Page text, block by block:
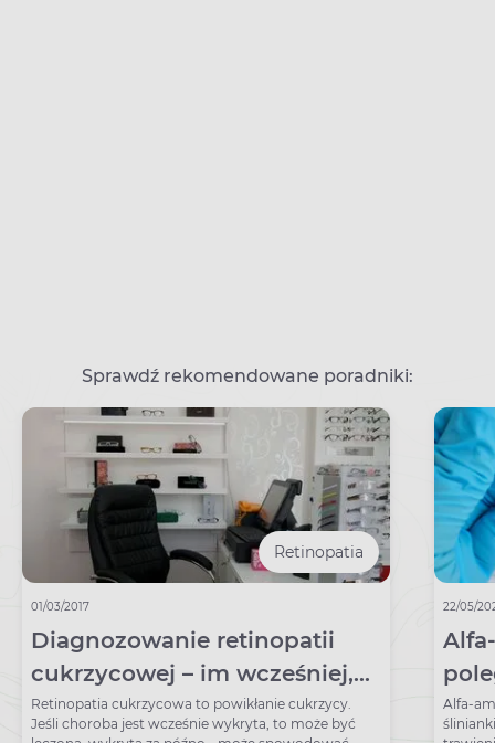
Sprawdź rekomendowane poradniki:
Retinopatia
01/03/2017
Diagnozowanie retinopatii
cukrzycowej – im wcześniej,
tym lepiej. Pomóc mogą nowe
Retinopatia cukrzycowa to powikłanie cukrzycy.
Jeśli choroba jest wcześnie wykryta, to może być
22/05/
Alfa-